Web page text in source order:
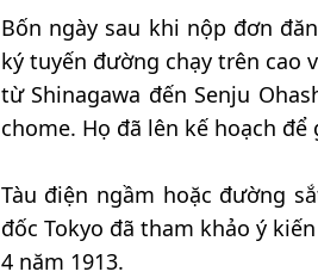
Bốn ngày sau khi nộp đơn
ký tuyến đường chạy trên cao
từ Shinagawa đến Senju
chome. Họ đã lên kế hoạch
Tàu điện ngầm hoặc đường
đốc Tokyo đã tham khảo ý
4 năm 1913.